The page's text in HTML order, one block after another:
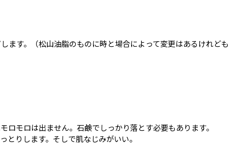
ます。（松山油脂のものに時と場合によって変更はあるけれども
モロは出ません。石鹸でしっかり落とす必要もあります。
りします。そしで肌なじみがいい。